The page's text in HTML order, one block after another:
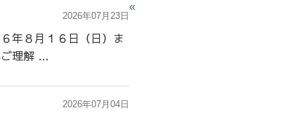
2026年07月23日
年８月１６日（日）ま
ご理解 …
2026年07月04日
«